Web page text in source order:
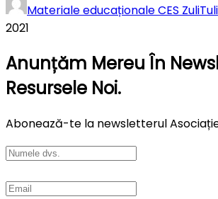
Materiale educaționale CES ZuliTuli
2021
Anunțăm Mereu În
Resursele Noi.
Abonează-te la newsletterul